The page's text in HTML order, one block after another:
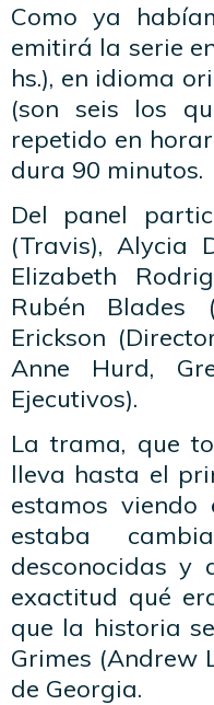
Como ya
emitirá la serie
hs.), en idioma
(son seis los
repetido en
dura 90 minutos.
Del panel
(Travis), Alycia
Elizabeth
Rubén Blades
Erickson
Anne Hurd,
Ejecutivos).
La trama, que
lleva hasta el
estamos
estaba
desconocidas y
exactitud qué
que la historia
Grimes (Andrew
de Georgia.